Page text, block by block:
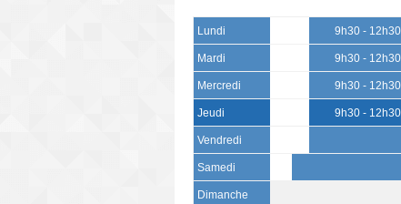
Lundi 9h30 - 12h30
Mardi 9h30 - 12h30
Mercredi 9h30 - 12h30
Jeudi 9h30 - 12h30
Vendredi
Samedi
Dimanche